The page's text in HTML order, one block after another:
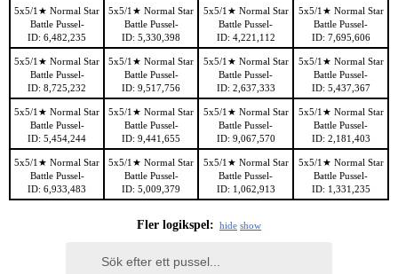
5x5/1★ Normal Star
Battle Pussel-
ID: 6,482,235
5x5/1★ Normal Star
Battle Pussel-
ID: 5,330,398
5x5/1★ Normal Star
Battle Pussel-
ID: 4,221,112
5x5/1★ Normal Star
Battle Pussel-
ID: 7,695,606
5x5/1★ Normal Star
Battle Pussel-
ID: 8,725,232
5x5/1★ Normal Star
Battle Pussel-
ID: 9,517,756
5x5/1★ Normal Star
Battle Pussel-
ID: 2,637,333
5x5/1★ Normal Star
Battle Pussel-
ID: 5,437,367
5x5/1★ Normal Star
Battle Pussel-
ID: 5,454,244
5x5/1★ Normal Star
Battle Pussel-
ID: 9,441,655
5x5/1★ Normal Star
Battle Pussel-
ID: 9,067,570
5x5/1★ Normal Star
Battle Pussel-
ID: 2,181,403
5x5/1★ Normal Star
Battle Pussel-
ID: 6,933,483
5x5/1★ Normal Star
Battle Pussel-
ID: 5,009,379
5x5/1★ Normal Star
Battle Pussel-
ID: 1,062,913
5x5/1★ Normal Star
Battle Pussel-
ID: 1,331,235
Fler logikspel: hide show